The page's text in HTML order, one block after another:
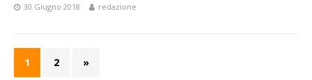
30 Giugno 2018 redazione
1 2 »